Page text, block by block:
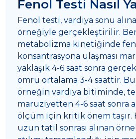
Fenol Testi Nasıl
Fenol testi, vardiya sonu
örneğiyle gerçekleştirilir.
metabolizma kinetiğinde
konsantrasyona ulaşması
yaklaşık 4-6 saat sonra
ömrü ortalama 3-4 saattir.
örneğin vardiya bitiminde,
maruziyetten 4-6 saat sonra
ölçüm için kritik önem taşır.
uzun tatil sonrası alınan